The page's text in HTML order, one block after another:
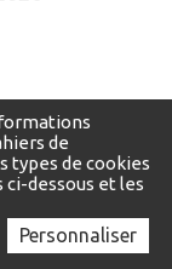
explore les
la myopie,
de
types de cookies
dessous et les
Personnaliser